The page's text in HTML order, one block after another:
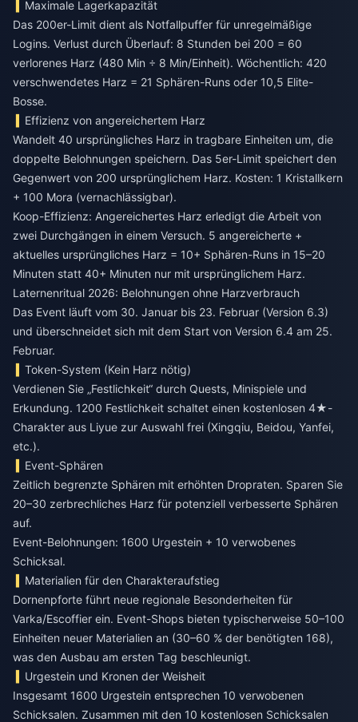
Maximale Lagerkapazität
Das 200er-Limit dient als Notfallpuffer für unregelmäßige
Logins. Verlust durch Überlauf: 8 Stunden bei 200 = 60
verlorenes Harz (480 Min ÷ 8 Min/Einheit). Wöchentlich: 420
verschwendetes Harz = 21 Sphären-Runs oder 10,5 Elite-
Bosse.
Effizienz von angereichertem Harz
Wandelt 40 ursprüngliches Harz in tragbare Einheiten um, die
doppelte Belohnungen speichern. Das 5er-Limit speichert den
Gegenwert von 200 ursprünglichem Harz. Kosten: 1 Kristallkern
+ 100 Mora (vernachlässigbar).
Koop-Effizienz: Angereichertes Harz erledigt die Arbeit von
zwei Durchgängen in einem Versuch. 5 angereicherte +
aktuelles ursprüngliches Harz = 10+ Sphären-Runs in 15–20
Minuten statt 40+ Minuten nur mit ursprünglichem Harz.
Laternenritual 2026: Belohnungen ohne Harzverbrauch
Das Event läuft vom 30. Januar bis 23. Februar (Version 6.3)
und überschneidet sich mit dem Start von Version 6.4 am 25.
Februar.
Token-System (Kein Harz nötig)
Verdienen Sie „Festlichkeit“ durch Quests, Minispiele und
Erkundung. 1200 Festlichkeit schaltet einen kostenlosen 4★-
Charakter aus Liyue zur Auswahl frei (Xingqiu, Beidou, Yanfei,
etc.).
Event-Sphären
Zeitlich begrenzte Sphären mit erhöhten Dropraten. Sparen Sie
20–30 zerbrechliches Harz für potenziell verbesserte Sphären
auf.
Event-Belohnungen: 1600 Urgestein + 10 verwobenes
Schicksal.
Materialien für den Charakteraufstieg
Dornenpforte führt neue regionale Besonderheiten für
Varka/Escoffier ein. Event-Shops bieten typischerweise 50–100
Einheiten neuer Materialien an (30–60 % der benötigten 168),
was den Ausbau am ersten Tag beschleunigt.
Urgestein und Kronen der Weisheit
Insgesamt 1600 Urgestein entsprechen 10 verwobenen
Schicksalen. Zusammen mit den 10 kostenlosen Schicksalen